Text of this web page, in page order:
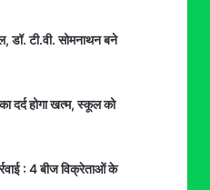
डॉ. टी.वी. सोमनाथन बने
दर्द होगा खत्म, स्कूल को
: 4 बीज विक्रेताओं के